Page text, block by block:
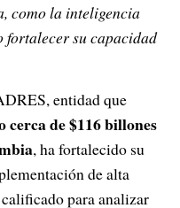
como la inteligencia
su capacidad
entidad que
cerca de $116 billones
, ha fortalecido su
de alta
para analizar